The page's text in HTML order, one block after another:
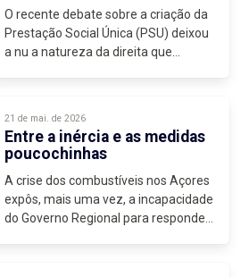
O recente debate sobre a criação da
Prestação Social Única (PSU) deixou
a nu a natureza da direita que
21 de mai. de 2026
Entre a inércia e as medidas
poucochinhas
A crise dos combustíveis nos Açores
expôs, mais uma vez, a incapacidade
do Governo Regional para responder